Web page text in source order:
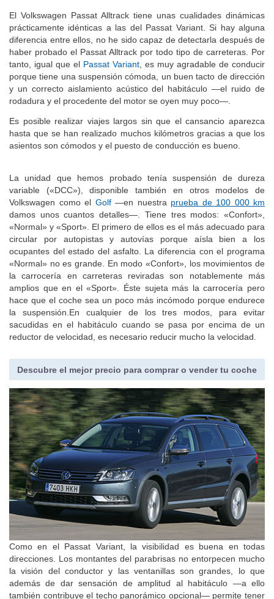
El Volkswagen Passat Alltrack tiene unas cualidades dinámicas
prácticamente idénticas a las del Passat Variant. Si hay alguna
diferencia entre ellos, no he sido capaz de detectarla después de
haber probado el Passat Alltrack por todo tipo de carreteras. Por
tanto, igual que elPassat Variant, es muy agradable de conducir
porque tiene una suspensión cómoda, un buen tacto de dirección
y un correcto aislamiento acústico del habitáculo —el ruido de
Es posible realizar viajes largos sin que el cansancio aparezca
hasta que se han realizado muchos kilómetros gracias a que los
La unidad que hemos probado tenía suspensión de dureza
variable («DCC»), disponible también en otros modelos de
Volkswagen como el Golf—en nuestra prueba de 100 000 km
damos unos cuantos detalles—. Tiene tres modos: «Confort»,
«Normal» y «Sport». El primero de ellos es el más adecuado para
circular por autopistas y autovías porque aísla bien a los
ocupantes del estado del asfalto. La diferencia con el programa
«Normal» no es grande. En modo «Confort», los movimientos de
la carrocería en carreteras reviradas son notablemente más
amplios que en el «Sport». Éste sujeta más la carrocería pero
hace que el coche sea un poco más incómodo porque endurece
la suspensión.En cualquier de los tres modos, para evitar
sacudidas en el habitáculo cuando se pasa por encima de un
Descubre el mejor precio para comprar o vender tu coche
Como en el Passat Variant, la visibilidad es buena en todas
direcciones. Los montantes del parabrisas no entorpecen mucho
la visión del conductor y las ventanillas son grandes, lo que
además de dar sensación de amplitud al habitáculo —a ello